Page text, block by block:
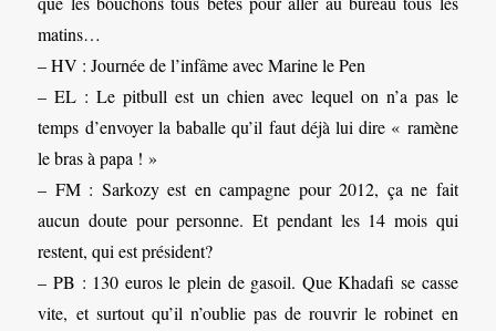
matins…
– HV : Journée de l’infâme avec Marine le Pen
– EL : Le pitbull est un chien avec lequel on n’a pas le
temps d’envoyer la baballe qu’il faut déjà lui dire « ramène
le bras à papa ! »
– FM : Sarkozy est en campagne pour 2012, ça ne fait
aucun doute pour personne. Et pendant les 14 mois qui
restent, qui est président?
– PB : 130 euros le plein de gasoil. Que Khadafi se casse
vite, et surtout qu’il n’oublie pas de rouvrir le robinet en